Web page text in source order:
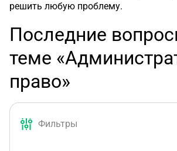
решить любую проблему.
Последние
теме
право»
Фильтры